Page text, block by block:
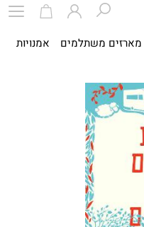
מארזים משתלמים אמנויות